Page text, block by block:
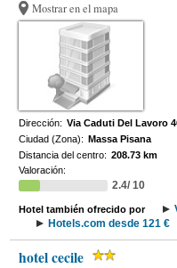
Mostrar en el mapa
Dirección: Via Caduti Del Lavoro
Ciudad (Zona): Massa Pisana
Distancia del centro: 208.73 km
Valoración:
2.4/ 10
Hotel también ofrecido por
Hotels.com desde 121 €
hotel cecile